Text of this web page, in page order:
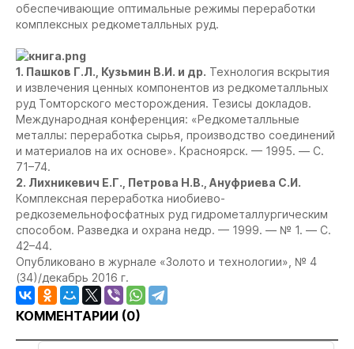
обеспечивающие оптимальные режимы переработки
комплексных редкометалльных руд.
1. Пашков Г.Л., Кузьмин В.И. и др. Технология вскрытия
и извлечения ценных компонентов из редкометалльных
руд Томторского месторождения. Тезисы докладов.
Международная конференция: «Редкометалльные
металлы: переработка сырья, производство соединений
и материалов на их основе». Красноярск. — 1995. — С.
71–74.
2. Лихникевич Е.Г., Петрова Н.В., Ануфриева С.И.
Комплексная переработка ниобиево-
редкоземельнофосфатных руд гидрометаллургическим
способом. Разведка и охрана недр. — 1999. — № 1. — С.
42–44.
Опубликовано в журнале «Золото и технологии», № 4
(34)/декабрь 2016 г.
КОММЕНТАРИИ (0)